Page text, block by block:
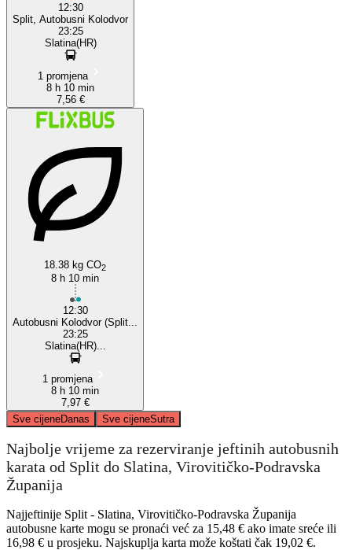
12:30
Split, Autobusni Kolodvor
23:25
Slatina(HR)
1 promjena
8 h 10 min
7,56 €
18.38 kg CO2
8 h 10 min
12:30
Autobusni Kolodvor (Split...
23:25
Slatina(HR)...
1 promjena
8 h 10 min
7,97 €
Sve cijeneDanas Sve cijeneSutra
Najbolje vrijeme za rezerviranje jeftinih autobusnih
karata od Split do Slatina, Virovitičko-Podravska
Županija
Najjeftinije Split - Slatina, Virovitičko-Podravska Županija
autobusne karte mogu se pronaći već za 15,48 € ako imate sreće ili
16,98 € u prosjeku. Najskuplja karta može koštati čak 19,02 €.